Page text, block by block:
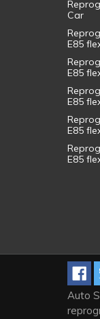
Car
E85
E85
E85
E85
E85
Auto